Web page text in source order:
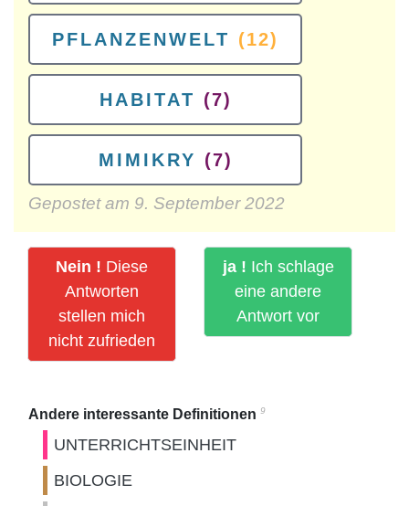
PFLANZENWELT (12)
HABITAT (7)
MIMIKRY (7)
Gepostet am 9. September 2022
Nein ! Diese
Antworten
stellen mich
nicht zufrieden
ja ! Ich schlage
eine andere
Antwort vor
Andere interessante Definitionen 9
UNTERRICHTSEINHEIT
BIOLOGIE